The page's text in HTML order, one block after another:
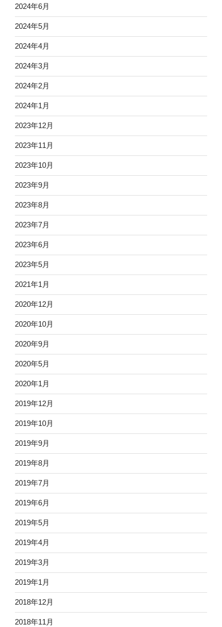
2024年6月
2024年5月
2024年4月
2024年3月
2024年2月
2024年1月
2023年12月
2023年11月
2023年10月
2023年9月
2023年8月
2023年7月
2023年6月
2023年5月
2021年1月
2020年12月
2020年10月
2020年9月
2020年5月
2020年1月
2019年12月
2019年10月
2019年9月
2019年8月
2019年7月
2019年6月
2019年5月
2019年4月
2019年3月
2019年1月
2018年12月
2018年11月